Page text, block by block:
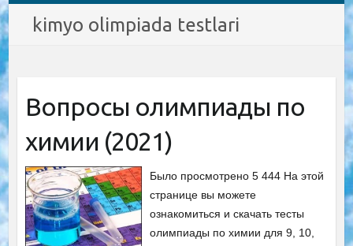
kimyo olimpiada testlari
Вопросы олимпиады по
химии (2021)
Было просмотрено 5 444 На этой
странице вы можете
ознакомиться и скачать тесты
олимпиады по химии для 9, 10,